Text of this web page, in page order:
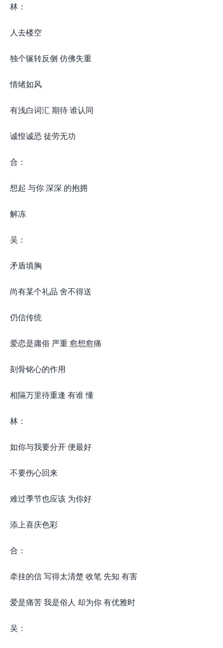
林：
人去楼空
独个辗转反侧 仿佛失重
情绪如风
有浅白词汇 期待 谁认同
诚惶诚恐 徒劳无功
合：
想起 与你 深深 的抱拥
解冻
吴：
矛盾填胸
尚有某个礼品 舍不得送
仍信传统
爱恋是庸俗 严重 愈想愈痛
刻骨铭心的作用
相隔万里待重逢 有谁 懂
林：
如你与我要分开 便最好
不要伤心回来
难过季节也应该 为你好
添上喜庆色彩
合：
牵挂的信 写得太清楚 收笔 先知 有害
爱是痛苦 我是俗人 却为你 有优雅时
吴：